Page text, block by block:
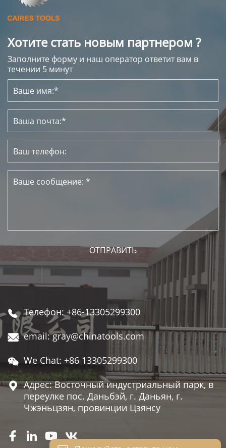
Хотите стать новым партнером ?
Заполните форму и наш оператор ответит вам в
течении 5 минут
 Телефон: +86-13305299300
 email: gray@chinatools.com
 We Chat: +86 13305299300
 Адрес: Восточный индустриальный парк, в
переулке пос. Даньбэй, г. Даньян, г.
Чжэньцзян, провинции Цзянсу
   